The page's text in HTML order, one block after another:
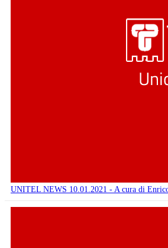
UNITEL NEWS 10.01.2021 - A cura di